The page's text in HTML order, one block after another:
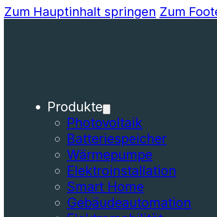
Zum Hauptinhalt springen Zum
Produkte
Photovoltaik
Batteriespeicher
Wärmepumpe
Elektroinstallation
Smart Home
Gebäudeautomation